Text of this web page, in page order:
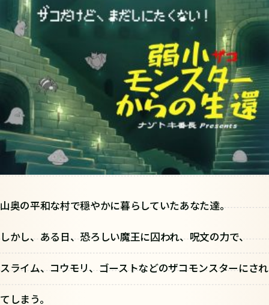
山奥の平和な村で穏やかに暮らしていたあなた達。
しかし、ある日、恐ろしい魔王に囚われ、呪文の力で、
スライム、コウモリ、ゴーストなどのザコモンスターにされ
てしまう。